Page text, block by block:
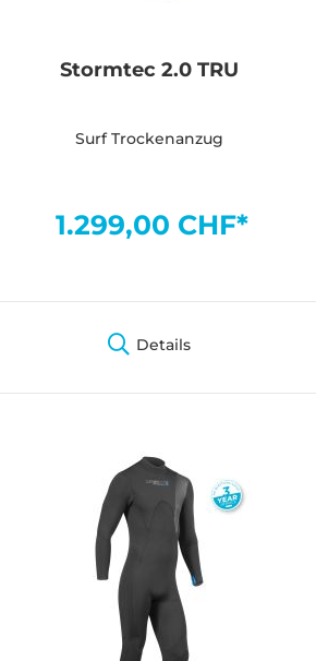
Stormtec 2.0 TRU
Surf Trockenanzug
1.299,00 CHF*
Details